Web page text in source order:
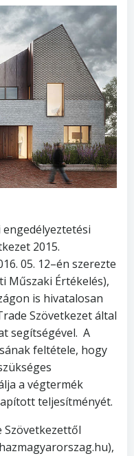
2015.
05. 12–én szerezte
Műszaki Értékelés),
is hivatalosan
Szövetkezet által
segítségével. A
feltétele, hogy
a végtermék
teljesítményét.
Szövetkezettől